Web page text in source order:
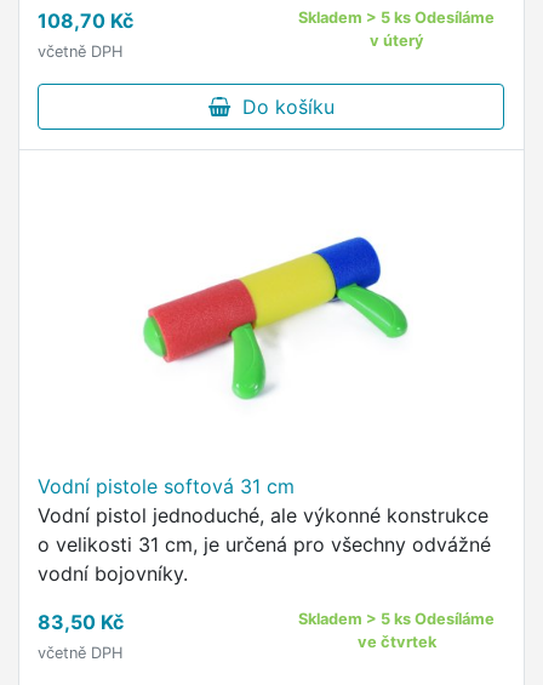
108,70 Kč
včetně DPH
Skladem > 5 ks Odesíláme
v úterý
Do košíku
Vodní pistole softová 31 cm
Vodní pistol jednoduché, ale výkonné konstrukce
o velikosti 31 cm, je určená pro všechny odvážné
vodní bojovníky.
83,50 Kč
včetně DPH
Skladem > 5 ks Odesíláme
ve čtvrtek